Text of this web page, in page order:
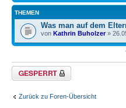
THEMEN
Was man auf dem
von Kathrin Buholzer»
Forum gesperrt
Zurück zu Foren-Übersicht